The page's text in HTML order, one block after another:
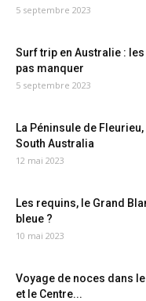
5 septembre 2023
Surf trip en Australie :
pas manquer
5 septembre 2023
La Péninsule de
South Australia
12 mai 2023
Les requins, le Grand
bleue ?
10 mai 2023
Voyage de noces dans
et le Centre...